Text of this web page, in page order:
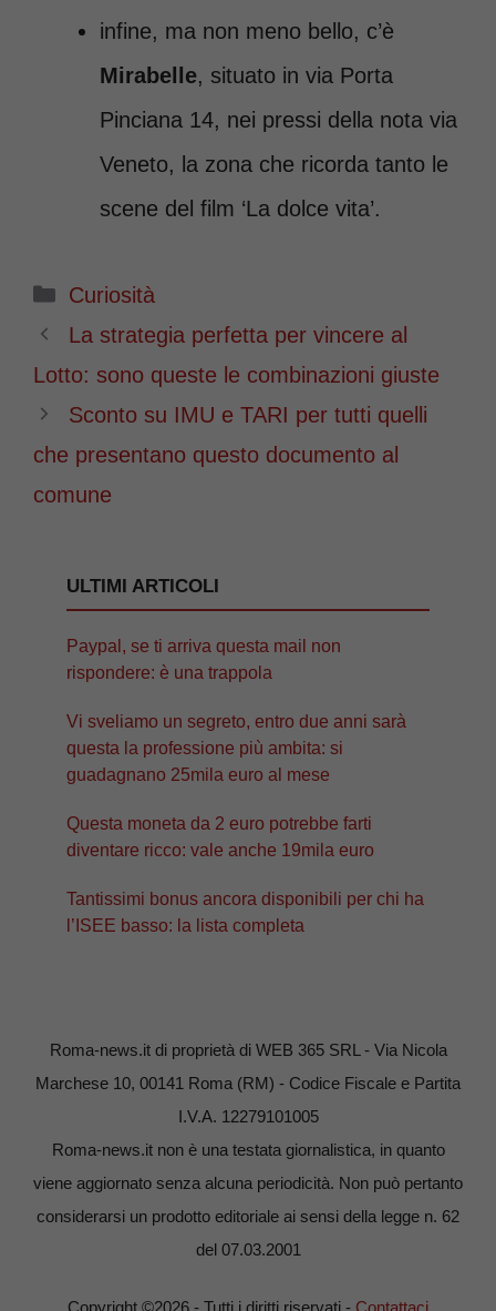
infine, ma non meno bello, c’è
Mirabelle, situato in via Porta
Pinciana 14, nei pressi della nota via
Veneto, la zona che ricorda tanto le
scene del film ‘La dolce vita’.
Categorie
Curiosità
La strategia perfetta per vincere al
Lotto: sono queste le combinazioni giuste
Sconto su IMU e TARI per tutti quelli
che presentano questo documento al
comune
ULTIMI ARTICOLI
Paypal, se ti arriva questa mail non
rispondere: è una trappola
Vi sveliamo un segreto, entro due anni sarà
questa la professione più ambita: si
guadagnano 25mila euro al mese
Questa moneta da 2 euro potrebbe farti
diventare ricco: vale anche 19mila euro
Tantissimi bonus ancora disponibili per chi ha
l’ISEE basso: la lista completa
Roma-news.it di proprietà di WEB 365 SRL - Via Nicola
Marchese 10, 00141 Roma (RM) - Codice Fiscale e Partita
I.V.A. 12279101005
Roma-news.it non è una testata giornalistica, in quanto
viene aggiornato senza alcuna periodicità. Non può pertanto
considerarsi un prodotto editoriale ai sensi della legge n. 62
del 07.03.2001